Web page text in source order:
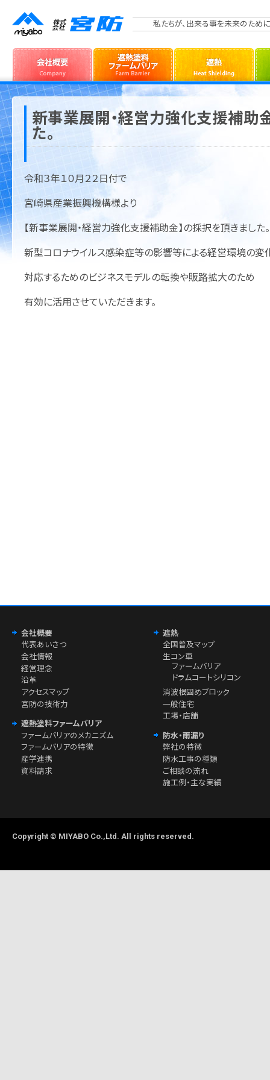
私たちが、出来る事を未来のために
新事業展開・経営力強化支援補助
た。
令和３年１０月２２日付で
宮崎県産業振興機構様より
【新事業展開・経営力強化支援補助金】の採択を頂きました。
新型コロナウイルス感染症等の影響等による経営環境の変
対応するためのビジネスモデルの転換や販路拡大のため
有効に活用させていただきます。
会社概要
代表あいさつ
会社情報
経営理念
沿革
アクセスマップ
宮防の技術力
遮熱塗料ファームバリア
ファームバリアのメカニズム
ファームバリアの特徴
産学連携
資料請求
遮熱
全国普及マップ
生コン車
ファームバリア
ドラムコートシリコン
消波根固めブロック
一般住宅
工場・店舗
防水・雨漏り
弊社の特徴
防水工事の種類
ご相談の流れ
施工例・主な実績
Copyright © MIYABO Co.,Ltd. All rights reserved.